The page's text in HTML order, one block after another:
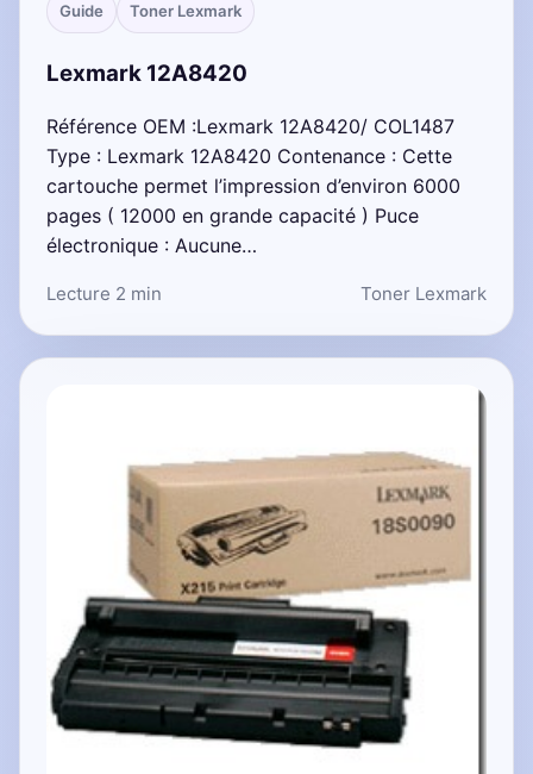
Guide Toner Lexmark
Lexmark 12A8420
Référence OEM :Lexmark 12A8420/ COL1487
Type : Lexmark 12A8420 Contenance : Cette
cartouche permet l’impression d’environ 6000
pages ( 12000 en grande capacité ) Puce
électronique : Aucune…
Lecture 2 min Toner Lexmark